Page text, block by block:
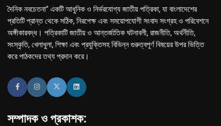
দৈনিক নবচেতনা" একটি আধুনিক ও নির্ভরযোগ্য জাতীয় পত্রিকা, যা বাংলাদেশের
প্রতিটি প্রান্ত থেকে সঠিক, নিরপেক্ষ এবং সময়োপযোগী সংবাদ সংগ্রহ ও পরিবেশনে
অঙ্গীকারবদ্ধ। পত্রিকাটি জাতীয় ও আন্তর্জাতিক ঘটনাবলী, রাজনীতি, অর্থনীতি,
সংস্কৃতি, খেলাধুলা, শিক্ষা এবং প্রযুক্তিসহ বিভিন্ন গুরুত্বপূর্ণ বিষয়ের উপর ভিত্তি
করে পাঠকদের তথ্য প্রদান করে।
সম্পাদক ও প্রকাশক: